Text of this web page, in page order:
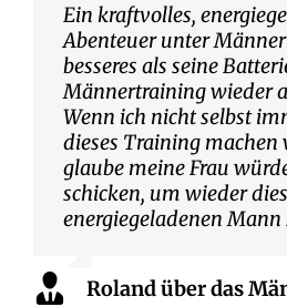
Ein kraftvolles,
Abenteuer unter
besseres als seine
Männertraining wieder
Wenn ich nicht selbst
dieses Training machen
glaube meine Frau
schicken, um wieder
energiegeladenen Mann
Roland über das